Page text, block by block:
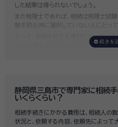
した結果は得られないでしょう。
また税理士であれば、相続は税理士試
験を取る時に選択していない人にとって
よって、相続手続きを専門に行ってい
ある士業を選ぶことが、スムーズで間
静岡県三島市で専門家に相続
いくらくらい？
相続手続きにかかる費用は、相続人の
状況と、依頼する内容、依頼先によって